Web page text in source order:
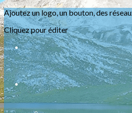
Menu
<
>
Randonnées
Marche Nordique
Raquettes
Croisière sur le Rhin
Activités en salle
Assemblées générales
Ajoutez un logo, un bouton, des
Cliquez pour éditer